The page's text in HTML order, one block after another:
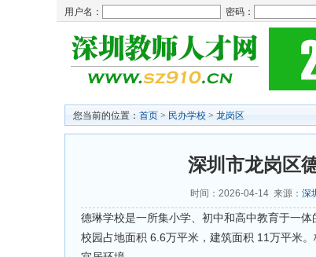
用户名： 密码：
您当前的位置： 首页 > 民办学校 > 龙岗区
深圳市龙岗区
时间：2026-04-14 来源： 深
德琳学校是一所集小学、初中和高中教育于一体
校园占地面积 6.6万平米，建筑面积 11万平米